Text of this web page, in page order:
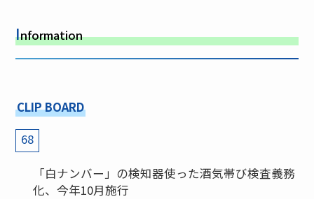
Information
CLIP BOARD
68
「白ナンバー」の検知器使った酒気帯び検査義務
化、今年10月施行